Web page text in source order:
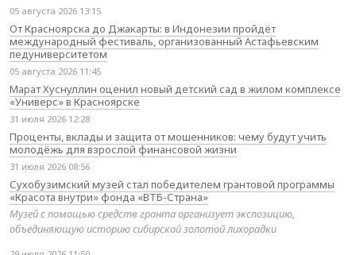
05 августа 2026 13:15
От Красноярска до Джакарты: в Индонезии пройдёт
международный фестиваль, организованный Астафьевским
педуниверситетом
05 августа 2026 11:45
Марат Хуснуллин оценил новый детский сад в жилом комплексе
«Универс» в Красноярске
31 июля 2026 12:28
Проценты, вклады и защита от мошенников: чему будут учить
молодёжь для взрослой финансовой жизни
31 июля 2026 08:56
Сухобузимский музей стал победителем грантовой программы
«Красота внутри» фонда «ВТБ-Страна»
Музей с помощью средств гранта организует экспозицию,
объединяющую историю сибирской золотой лихорадки